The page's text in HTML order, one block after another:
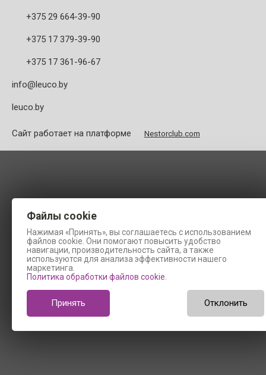
+375 29 664-39-90
+375 17 379-39-90
+375 17 361-96-67
info@leuco.by
leuco.by
Сайт работает на платформе Nestorclub.com
Файлы cookie
Нажимая «Принять», вы соглашаетесь с использованием
файлов cookie. Они помогают повысить удобство
навигации, производительность сайта, а также
используются для анализа эффективности нашего
маркетинга.
Политика обработки файлов cookie
Принять Отклонить